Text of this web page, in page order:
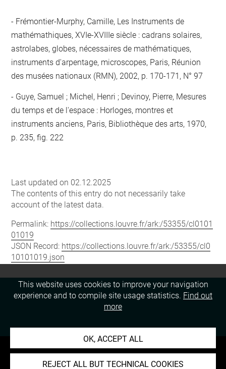
Frémontier-Murphy, Camille, Les Instruments de
mathémathiques, XVIe-XVIIIe siècle : cadrans solaires,
astrolabes, globes, nécessaires de mathématiques,
instruments d'arpentage, microscopes, Paris, Réunion
des musées nationaux (RMN), 2002, p. 170-171, N° 97
Guye, Samuel ; Michel, Henri ; Devinoy, Pierre, Mesures
du temps et de l'espace : Horloges, montres et
instruments anciens, Paris, Bibliothèque des arts, 1970,
p. 235, fig. 222
Last updated on 02.12.2025
The contents of this entry do not necessarily take
account of the latest data.
Permalink: https://collections.louvre.fr/ark:/53355/cl0101
01019
JSON Record: https://collections.louvre.fr/ark:/53355/cl0
10101019.json
This website uses cookies to improve your navigation
experience and to compile site usage statistics. Find out
more
OK, ACCEPT ALL
REJECT ALL BUT TECHNICAL COOKIES